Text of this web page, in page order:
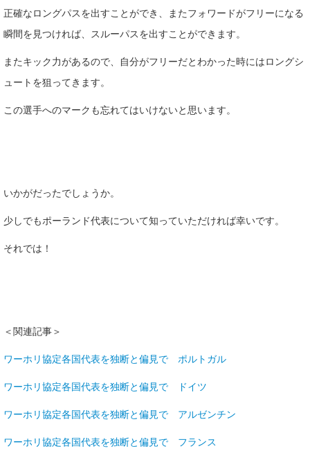
正確なロングパスを出すことができ、またフォワードがフリーになる
瞬間を見つければ、スルーパスを出すことができます。
またキック力があるので、自分がフリーだとわかった時にはロングシ
ュートを狙ってきます。
この選手へのマークも忘れてはいけないと思います。
いかがだったでしょうか。
少しでもポーランド代表について知っていただければ幸いです。
それでは！
＜関連記事＞
ワーホリ協定各国代表を独断と偏見で ポルトガル
ワーホリ協定各国代表を独断と偏見で ドイツ
ワーホリ協定各国代表を独断と偏見で アルゼンチン
ワーホリ協定各国代表を独断と偏見で フランス